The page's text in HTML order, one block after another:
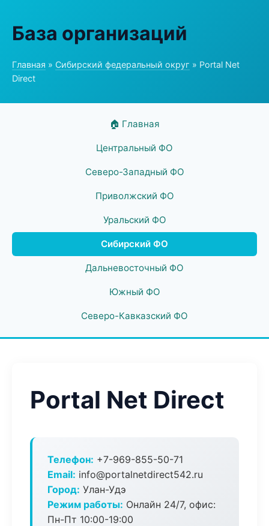
База организаций
Главная » Сибирский федеральный округ » Portal Net
Direct
🏠 Главная
Центральный ФО
Северо-Западный ФО
Приволжский ФО
Уральский ФО
Сибирский ФО
Дальневосточный ФО
Южный ФО
Северо-Кавказский ФО
Portal Net Direct
Телефон: +7-969-855-50-71
Email: info@portalnetdirect542.ru
Город: Улан-Удэ
Режим работы: Онлайн 24/7, офис:
Пн-Пт 10:00-19:00